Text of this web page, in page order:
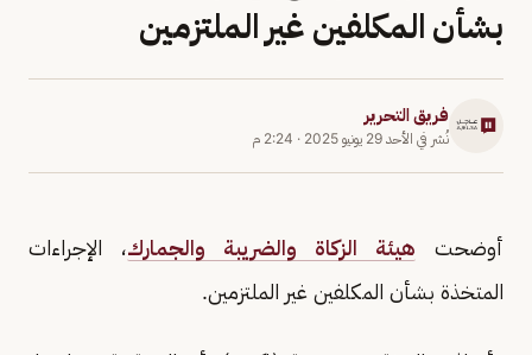
بشأن المكلفين غير الملتزمين
فريق التحرير
نُشر في الأحد 29 يونيو 2025 · 2:24 م
أوضحت هيئة الزكاة والضريبة والجمارك، الإجراءات
المتخذة بشأن المكلفين غير الملتزمين.